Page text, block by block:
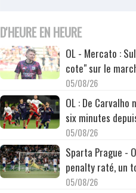
D'HEURE EN HEURE
OL - Mercato :
cote" sur le
05/08/26
OL : De Carvalho
six minutes
05/08/26
Sparta Prague -
penalty raté, un
05/08/26